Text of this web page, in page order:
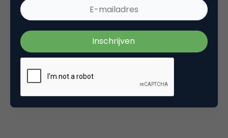
event mobile marketing
Plaats reactie
Je moet
om een reactie te
plaatsen.